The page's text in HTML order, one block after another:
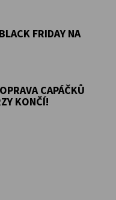
FRIDAY NA
CAPÁČKŮ
KONČÍ!